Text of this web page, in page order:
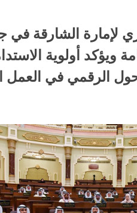
لإمارة الشارقة في
ويؤكد أولوية
الرقمي في